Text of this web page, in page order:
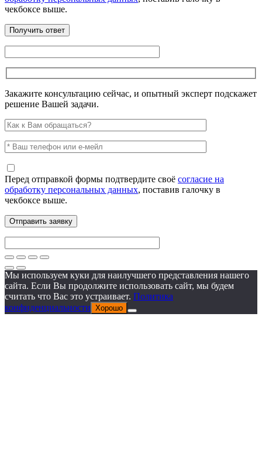
чекбоксе выше.
Закажите консультацию сейчас, и опытный эксперт подскажет
решение Вашей задачи.
Перед отправкой формы подтвердите своё согласие на
обработку персональных данных, поставив галочку в
чекбоксе выше.
Мы используем куки для наилучшего представления нашего
сайта. Если Вы продолжите использовать сайт, мы будем
считать что Вас это устраивает. Политика
конфиденциальности Хорошо